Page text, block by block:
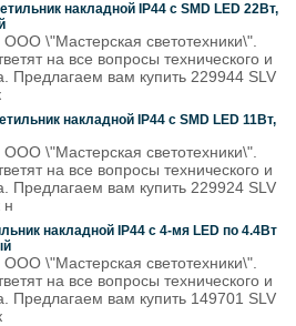
накладной IP44 с SMD LED 22Вт,
\"Мастерская светотехники\".
на все вопросы технического и
Предлагаем вам купить 229944 SLV
накладной IP44 с SMD LED 11Вт,
\"Мастерская светотехники\".
на все вопросы технического и
Предлагаем вам купить 229924 SLV
н
накладной IP44 с 4-мя LED по 4.4Вт
\"Мастерская светотехники\".
на все вопросы технического и
Предлагаем вам купить 149701 SLV